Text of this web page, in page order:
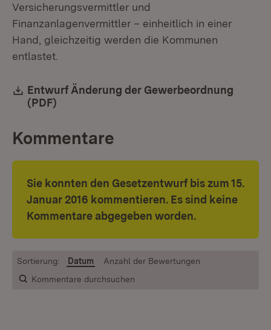
Versicherungsvermittler und
Finanzanlagenvermittler – einheitlich in einer
Hand, gleichzeitig werden die Kommunen
entlastet.
Download:
Entwurf Änderung der Gewerbeordnung
(PDF)
Kommentare
Sie konnten den Gesetzentwurf bis zum 15.
Januar 2016 kommentieren. Es sind keine
Kommentare abgegeben worden.
Kommentare durchsuchen
Sortierung: Datum Anzahl der Bewertungen